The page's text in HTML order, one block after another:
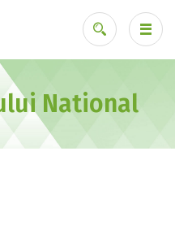
Ai uitat parola?
National